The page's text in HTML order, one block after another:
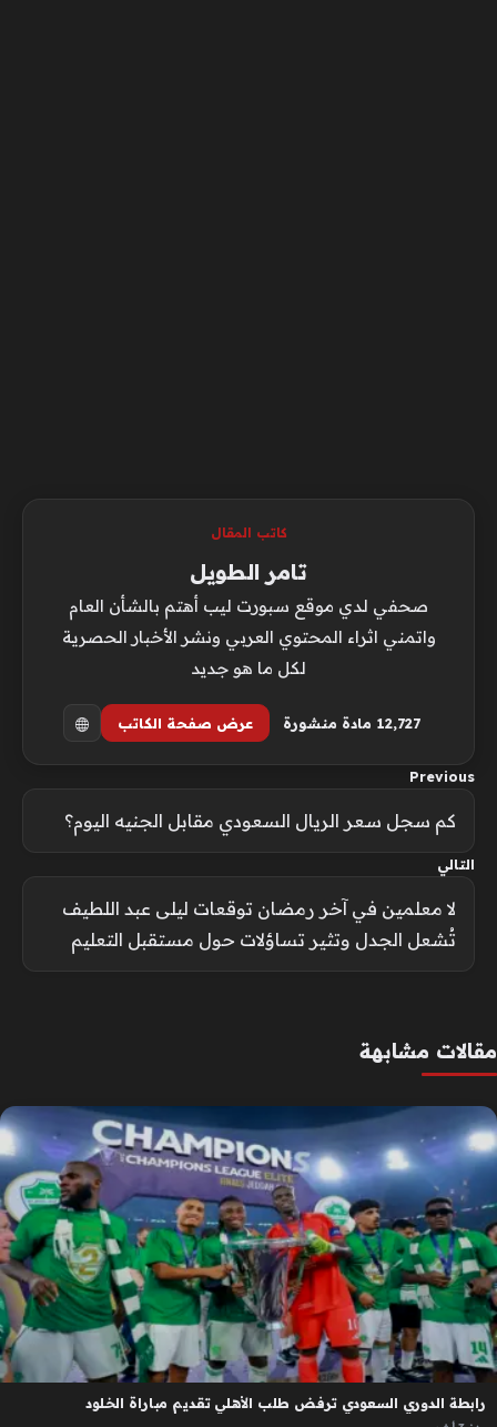
كاتب المقال
تامر الطويل
صحفي لدي موقع سبورت ليب أهتم بالشأن العام
واتمني اثراء المحتوي العربي ونشر الأخبار الحصرية
لكل ما هو جديد
12٬727 مادة منشورة عرض صفحة الكاتب
Previous
كم سجل سعر الريال السعودي مقابل الجنيه اليوم؟
التالي
لا معلمين في آخر رمضان توقعات ليلى عبد اللطيف
تُشعل الجدل وتثير تساؤلات حول مستقبل التعليم
مقالات مشابهة
رابطة الدوري السعودي ترفض طلب الأهلي تقديم مباراة الخلود